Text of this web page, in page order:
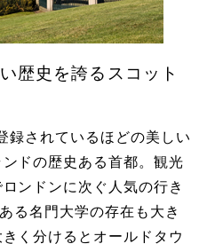
歴史を誇るスコット
録されているほどの美しい
ドの歴史ある首都。観光
ンドンに次ぐ人気の行き
る名門大学の存在も大き
く分けるとオールドタウ